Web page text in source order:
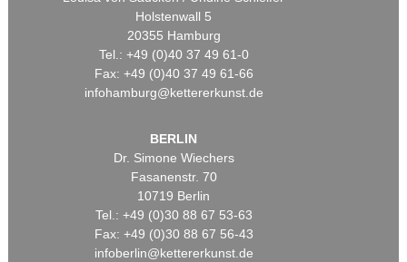
Holstenwall 5
20355 Hamburg
Tel.: +49 (0)40 37 49 61-0
Fax: +49 (0)40 37 49 61-66
infohamburg@kettererkunst.de
BERLIN
Dr. Simone Wiechers
Fasanenstr. 70
10719 Berlin
Tel.: +49 (0)30 88 67 53-63
Fax: +49 (0)30 88 67 56-43
infoberlin@kettererkunst.de